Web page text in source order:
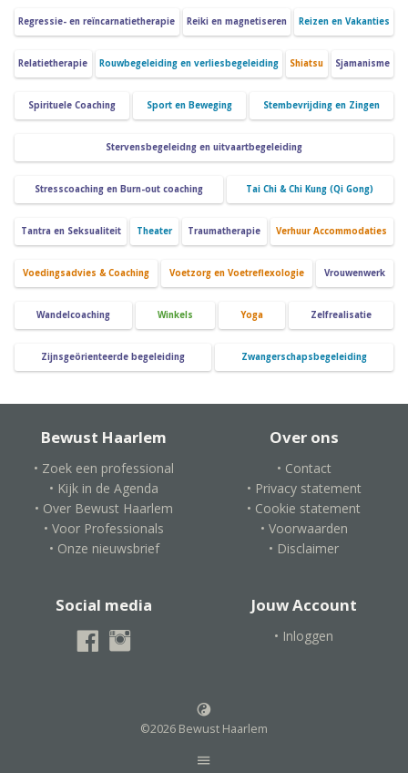
Regressie- en reïncarnatietherapie Reiki en magnetiseren Reizen en Vakanties
Relatietherapie Rouwbegeleiding en verliesbegeleiding Shiatsu Sjamanisme
Spirituele Coaching Sport en Beweging Stembevrijding en Zingen
Stervensbegeleidng en uitvaartbegeleiding
Stresscoaching en Burn-out coaching Tai Chi & Chi Kung (Qi Gong)
Tantra en Seksualiteit Theater Traumatherapie Verhuur Accommodaties
Voedingsadvies & Coaching Voetzorg en Voetreflexologie Vrouwenwerk
Wandelcoaching Winkels Yoga Zelfrealisatie
Zijnsgeörienteerde begeleiding Zwangerschapsbegeleiding
Bewust Haarlem
• Zoek een professional
• Kijk in de Agenda
• Over Bewust Haarlem
• Voor Professionals
• Onze nieuwsbrief
Over ons
• Contact
• Privacy statement
• Cookie statement
• Voorwaarden
• Disclaimer
Social media Jouw Account
• Inloggen
©2026 Bewust Haarlem